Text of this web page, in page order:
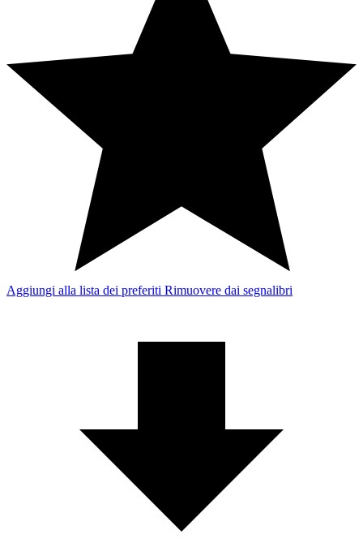
Aggiungi alla lista dei preferiti Rimuovere dai segnalibri